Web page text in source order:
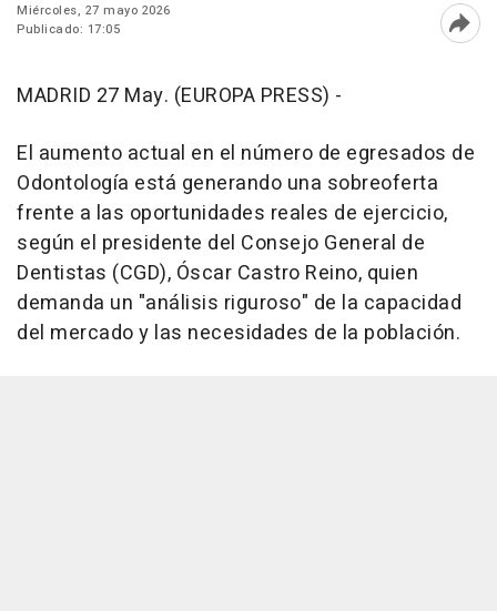
Miércoles, 27 mayo 2026
Publicado: 17:05
MADRID 27 May. (EUROPA PRESS) -
El aumento actual en el número de egresados de
Odontología está generando una sobreoferta
frente a las oportunidades reales de ejercicio,
según el presidente del Consejo General de
Dentistas (CGD), Óscar Castro Reino, quien
demanda un "análisis riguroso" de la capacidad
del mercado y las necesidades de la población.